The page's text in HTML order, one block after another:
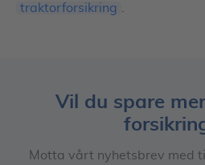
traktorforsikring
Vil du spare
Motta vårt nyhetsbrev med